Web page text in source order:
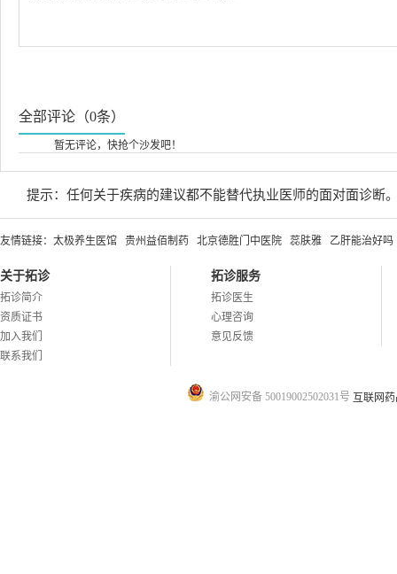
全部评论（0条）
暂无评论，快抢个沙发吧！
提示：任何关于疾病的建议都不能替代执业医师的面对面诊断
友情链接： 太极养生医馆 贵州益佰制药 北京德胜门中医院 蕊肤雅 乙肝能治好吗
关于拓诊
拓诊简介
资质证书
加入我们
联系我们
拓诊服务
拓诊医生
心理咨询
意见反馈
渝公网安备 50019002502031号 互联网